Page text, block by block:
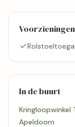
Voorzieningen
In de buurt
Kringloopwinkel
Apeldoorn